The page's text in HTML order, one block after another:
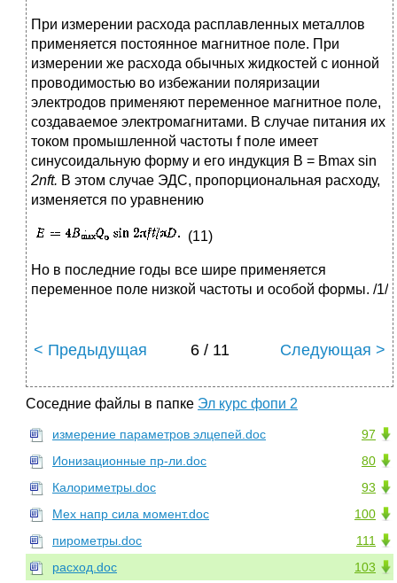
При измерении расхода расплавленных металлов
применяется постоянное магнитное поле. При
измерении же расхода обычных жидкостей с ионной
проводимостью во избежании поляризации
электродов применяют переменное магнитное поле,
создаваемое электромагнитами. В случае питания их
током промышленной частоты f поле имеет
синусоидальную форму и его индукция B = Вmах sin
2nft. В этом случае ЭДС, пропорциональная расходу,
изменяется по уравнению
(11)
Но в последние годы все шире применяется
переменное поле низкой частоты и особой формы. /1/
< Предыдущая 6 / 11 Следующая >
Соседние файлы в папке Эл курс фопи 2
97
измерение параметров элцепей.doc
80
Ионизационные пр-ли.doc
93
Калориметры.doc
100
Мех напр сила момент.doc
111
пирометры.doc
103
расход.doc